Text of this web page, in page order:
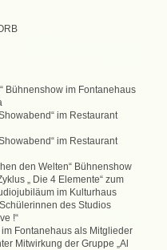
im Fontanehaus
im Restaurant
im Restaurant
den Welten“ Bühnenshow
„ Die 4 Elemente“ zum
im Kulturhaus
des Studios
!“
Fontanehaus als Mitglieder
Mitwirkung der Gruppe „Al